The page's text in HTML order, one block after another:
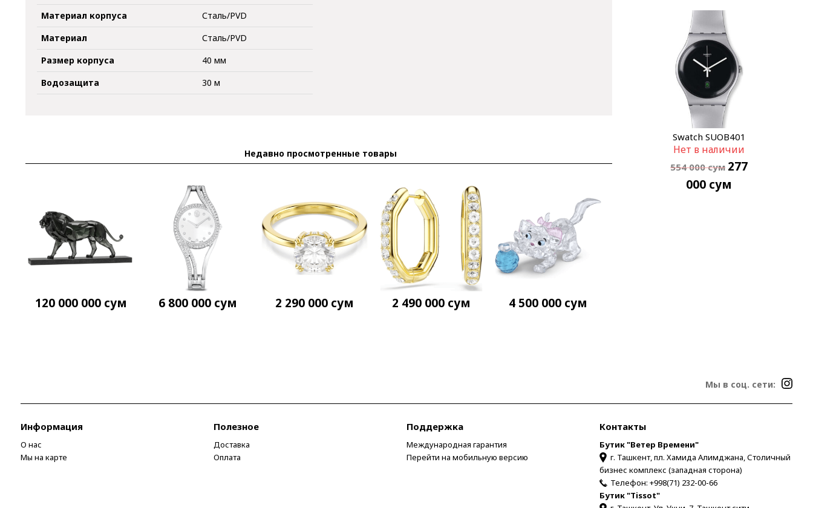
Материал корпуса
Сталь/PVD
Материал
Сталь/PVD
Размер корпуса
40 мм
Водозащита
30 м
Недавно просмотренные товары
120 000 000 сум 6 800 000 сум 2 290 000 сум 2 490 000 сум 4 500 000 сум
Swatch SUOB401
Нет в наличии
554 000сум 277
000 сум
Мы в соц. сети:
Информация
О нас
Мы на карте
Полезное
Доставка
Оплата
Поддержка
Международная гарантия
Перейти на мобильную версию
Контакты
Бутик "Ветер Времени"
г. Ташкент, пл. Хамида Алимджана, Столичный
бизнес комплекс (западная сторона)
Телефон: +998(71) 232-00-66
Бутик "Tissot"